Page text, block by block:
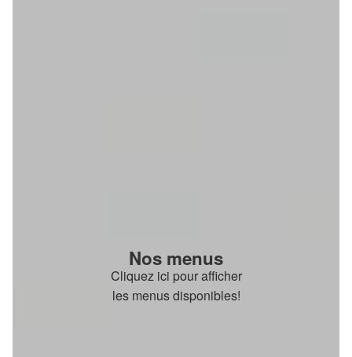
Nos menus
Cliquez ici pour afficher
les menus disponibles!